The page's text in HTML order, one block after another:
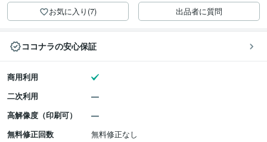
お気に入り(7) 出品者に質問
ココナラの安心保証
商用利用
二次利用
高解像度（印刷可）
無料修正回数
無料修正なし